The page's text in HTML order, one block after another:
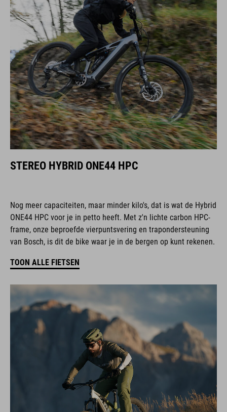
STEREO HYBRID ONE44 HPC
Nog meer capaciteiten, maar minder kilo's, dat is wat de Hybrid
ONE44 HPC voor je in petto heeft. Met z'n lichte carbon HPC-
frame, onze beproefde vierpuntsvering en trapondersteuning
van Bosch, is dit de bike waar je in de bergen op kunt rekenen.
TOON ALLE FIETSEN